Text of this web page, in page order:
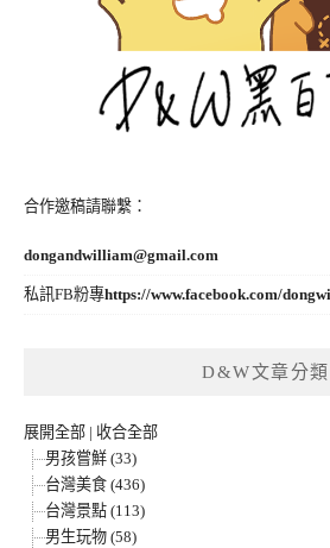
合作邀稿請聯繫：
dongandwilliam@gmail.com
私訊FB粉專https://www.facebook.com/
D&W文章分類
展開全部 | 收合全部
男孩嘗鮮 (33)
台灣美食 (436)
台灣景點 (113)
男生玩物 (58)